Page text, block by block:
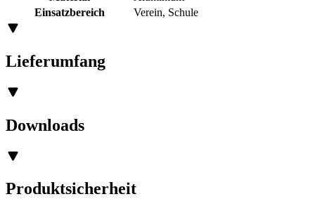
Einsatzbereich
Verein, Schule
Lieferumfang
Downloads
Produktsicherheit